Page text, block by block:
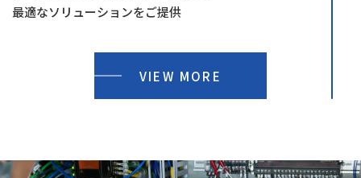
最適なソリューションをご提供
VIEW MORE